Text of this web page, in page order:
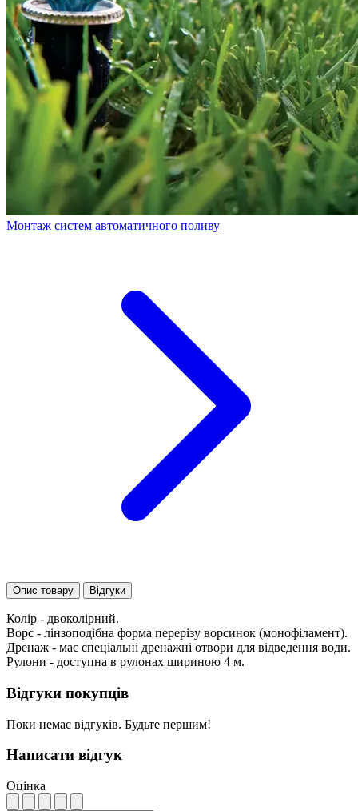
Монтаж систем автоматичного поливу
Опис товару Відгуки
Колір - двоколірний.
Ворс - лінзоподібна форма перерізу ворсинок (монофіламент).
Дренаж - має спеціальні дренажні отвори для відведення води.
Рулони - доступна в рулонах шириною 4 м.
Відгуки покупців
Поки немає відгуків. Будьте першим!
Написати відгук
Оцінка